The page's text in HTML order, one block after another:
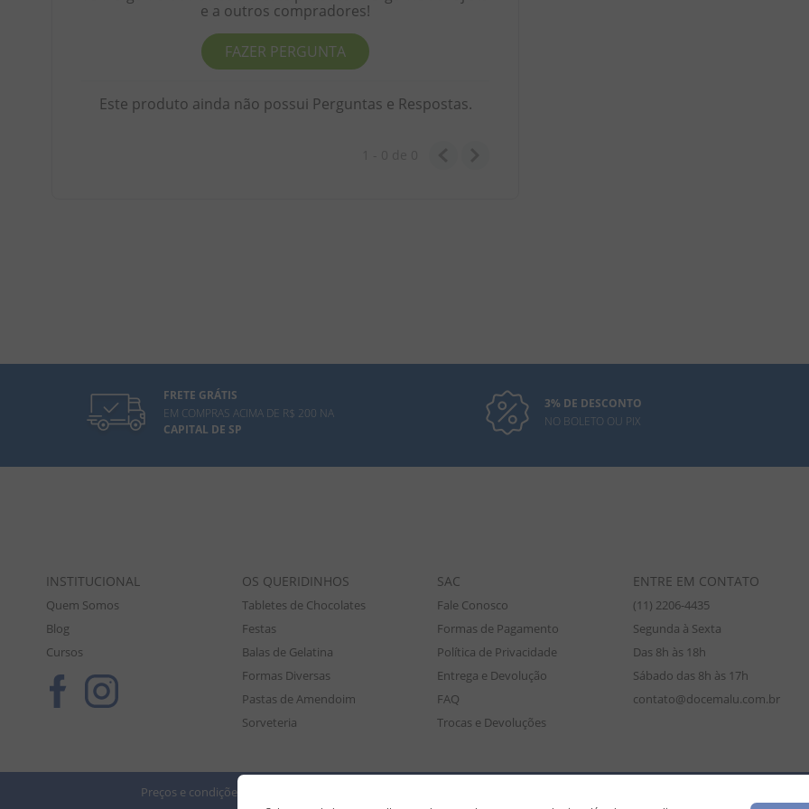
e a outros compradores!
FAZER PERGUNTA
Este produto ainda não possui Perguntas e Respostas.
FRETE GRÁTIS
EM COMPRAS ACIMA DE R$ 200 NA
CAPITAL DE SP
3% DE DESCONTO
NO BOLETO OU PIX
INSTITUCIONAL
Quem Somos
Blog
Cursos
OS QUERIDINHOS
Tabletes de Chocolates
Festas
Balas de Gelatina
Formas Diversas
Pastas de Amendoim
Sorveteria
SAC
Fale Conosco
Formas de Pagamento
Política de Privacidade
Entrega e Devolução
FAQ
Trocas e Devoluções
ENTRE EM CONTATO
(11) 2206-4435
Segunda à Sexta
Das 8h às 18h
Sábado das 8h às 17h
contato@docemalu.com.br
Preços e condições de pagamento válidos exclusivamente para compras efetuadas no site, podendo diferir da loja física.